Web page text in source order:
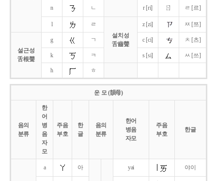
n ㄴ r [ri] ㄖ ㄹ [르]
l
ㄹ
설치성
舌齒聲
z [zi] ㅉ [쯔]
설근성
舌根聲
g ㄱ c [ci] ㅊ [츠]
k ㅋ s [si] ㅆ [쓰]
h ㅎ
운 모 (韻母)
음의
분류
한
어
병
음
자
모
주음
부호
한
글
음의
분류
한어
병음
자모
주음
부호
한글
a 아 yai 야이